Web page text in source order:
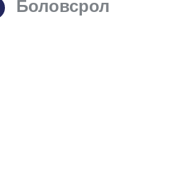
Боловсрол